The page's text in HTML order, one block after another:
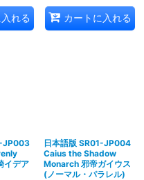
れる カートに入れる
JP003
イデア
日本語版 SR01-JP004
Caius the Shadow
Monarch 邪帝ガイウス
(ノーマル・パラレル)